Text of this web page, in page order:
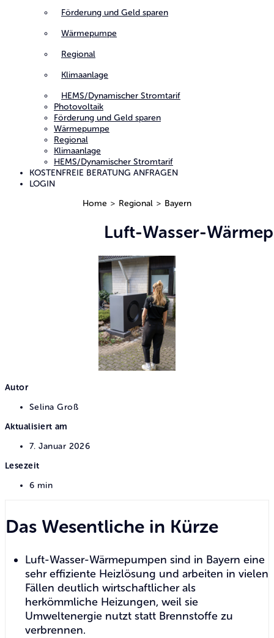
Förderung und Geld sparen
Wärmepumpe
Regional
Klimaanlage
HEMS/Dynamischer Stromtarif
Photovoltaik
Förderung und Geld sparen
Wärmepumpe
Regional
Klimaanlage
HEMS/Dynamischer Stromtarif
KOSTENFREIE BERATUNG ANFRAGEN
LOGIN
Home > Regional > Bayern
Luft-Wasser-
Autor
Selina Groß
Aktualisiert am
7. Januar 2026
Lesezeit
6 min
Das Wesentliche in Kürze
Luft-Wasser-Wärmepumpen sind in Bayern eine
sehr effiziente Heizlösung und arbeiten in vielen
Fällen deutlich wirtschaftlicher als
herkömmliche Heizungen, weil sie
Umweltenergie nutzt statt Brennstoffe zu
verbrennen.